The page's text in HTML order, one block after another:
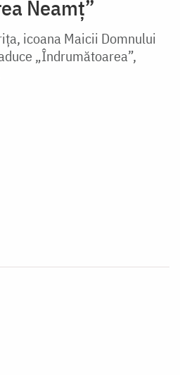
Neamț”
icoana Maicii Domnului
„Îndrumătoarea”,